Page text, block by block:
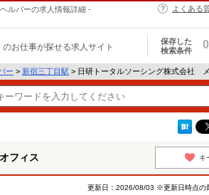
ルパーの求人情報詳細 -
よくある
のお仕事が探せる求人サイト
保存した
検索条件
0
ー > 新宿三丁目駅 > 日研トータルソーシング株式会社
フィス キ
更新日：2026/08/03 ※更新日時点の